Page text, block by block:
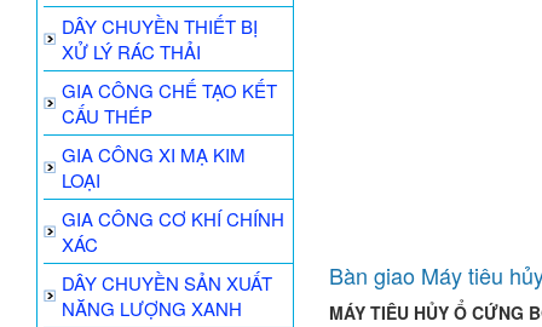
DÂY CHUYỀN THIẾT BỊ
XỬ LÝ RÁC THẢI
GIA CÔNG CHẾ TẠO KẾT
CẤU THÉP
GIA CÔNG XI MẠ KIM
LOẠI
GIA CÔNG CƠ KHÍ CHÍNH
XÁC
DÂY CHUYỀN SẢN XUẤT
NĂNG LƯỢNG XANH
Bàn giao Máy tiêu
MÁY TIÊU HỦY Ổ CỨNG